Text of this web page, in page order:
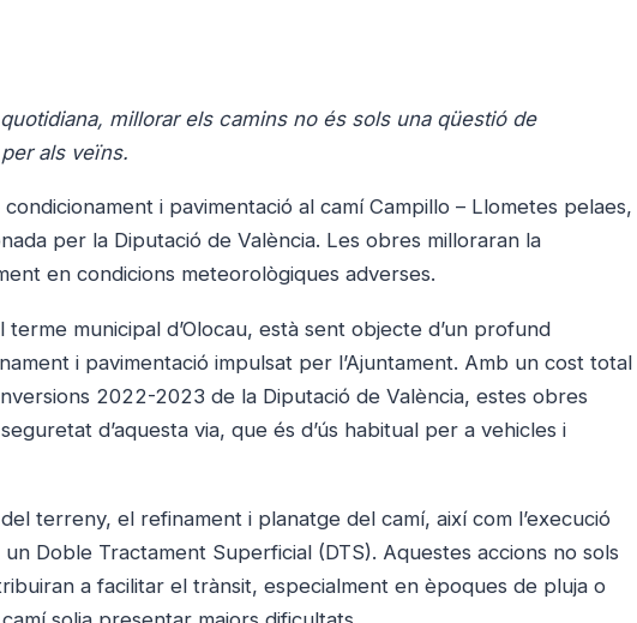
millorar els camins no és sols una qüestió de
als veïns.
i pavimentació al camí Campillo – Llometes pelaes,
per la Diputació de València. Les obres milloraran la
en condicions meteorològiques adverses.
municipal d’Olocau, està sent objecte d’un profund
i pavimentació impulsat per l’Ajuntament. Amb un cost total
2022-2023 de la Diputació de València, estes obres
d’aquesta via, que és d’ús habitual per a vehicles i
terreny, el refinament i planatge del camí, així com l’execució
Doble Tractament Superficial (DTS). Aquestes accions no sols
a facilitar el trànsit, especialment en èpoques de pluja o